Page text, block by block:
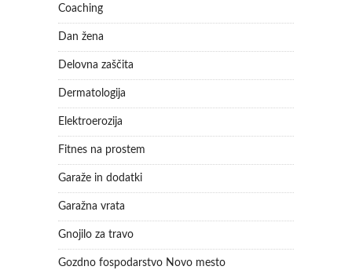
Coaching
Dan žena
Delovna zaščita
Dermatologija
Elektroerozija
Fitnes na prostem
Garaže in dodatki
Garažna vrata
Gnojilo za travo
Gozdno fospodarstvo Novo mesto